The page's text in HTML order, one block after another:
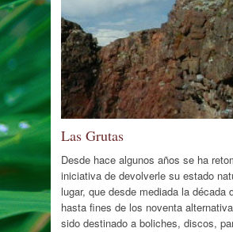
Las Grutas
Desde hace algunos años se ha
iniciativa de devolverle su estado
lugar, que desde mediada la década
hasta fines de los noventa
sido destinado a boliches, discos,